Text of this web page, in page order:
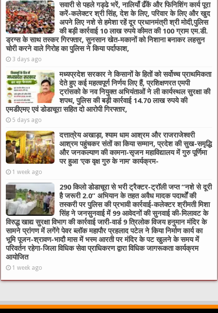
सवारी से पहले गड्ढे भरें, नालियाँ ढँकें और फिनिशिंग कार्य पूरा
करें-कलेक्टर श्री सिंह, देश के लिए, परिवार के लिए और खुद
अपने लिए नशे से हमेशा रहें दूर प्रधानमंत्री श्री मोदी,पुलिस
की बड़ी कार्रवाई 10 लाख रुपये कीमत की 100 ग्राम एम.डी.
ड्रग्स के साथ तस्कर गिरफ्तार, सुनसान खेत-मकानों को निशाना बनाकर लहसुन
चोरी करने वाले गिरोह का पुलिस ने किया पर्दाफाश,
3 days ago
मध्यप्रदेश सरकार ने किसानों के हितों को सर्वोच्च प्राथमिकता
देते हुए कई महत्वपूर्ण निर्णय लिए हैं, प्रशिक्षणरत एमपी
ट्रांसको के नव नियुक्त अभियंताओं ने ली कार्यस्थल सुरक्षा की
शपथ, पुलिस की बड़ी कार्रवाई 14.70 लाख रुपये की
एमडीएमए एवं डोडाचूरा सहित दो आरोपी गिरफ्तार,
5 days ago
दत्तात्रेय अखाड़ा, श्याम धाम आश्रम और राजराजेश्वरी
आश्रम पहुंचकर संतों का किया सम्मान, प्रदेश की सुख-समृद्धि
और जनकल्याण की कामना-सृजन महाविद्यालय में गुरु पूर्णिमा
पर हुआ ‘एक वृक्ष गुरु के नाम’ कार्यक्रम-
1 week ago
290 किलो डोडाचूरा से भरी ट्रैक्टर-ट्रॉली जप्त “नशे से दूरी
है जरूरी 2.0” अभियान के तहत अवैध मादक पदार्थों की
तस्करी पर पुलिस की प्रभावी कार्रवाई-कलेक्टर श्रीमती मिशा
सिंह ने जनसुनवाई में 99 आवेदनों की सुनवाई की-मिलावट के
विरुद्ध खाद्य सुरक्षा विभाग की कार्रवाई जारी-वार्ड 9 त्रिलोक विजय हनुमान मंदिर के
सामने प्रांगण में लगेंगे पेवर ब्लॉक महापौर प्रहलाद पटेल ने किया निर्माण कार्य का
भूमि पूजन-श्रावण-भादौ मास में भस्म आरती पर मंदिर के पट खुलने के समय में
परिवर्तन रहेगा-जिला विधिक सेवा प्राधिकरण द्वारा विधिक जागरूकता कार्यक्रम
आयोजित
1 week ago